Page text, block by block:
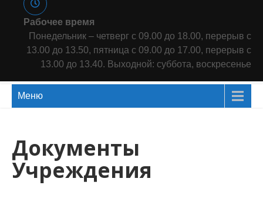
Рабочее время
Понедельник – четверг с 09.00 до 18.00, перерыв с
13.00 до 13.50, пятница с 09.00 до 17.00, перерыв с
13.00 до 13.40. Выходной: суббота, воскресенье
Меню
Документы
Учреждения